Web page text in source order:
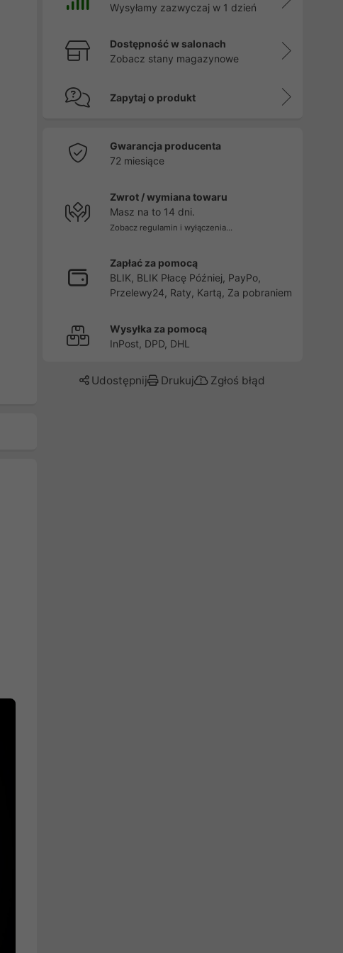
Wysyłamy zazwyczaj w 1 dzień
Dostępność w salonach
Zobacz stany magazynowe
Zapytaj o produkt
Gwarancja producenta
72 miesiące
Zwrot / wymiana towaru
Masz na to 14 dni.
Zobacz regulamin i wyłączenia...
Zapłać za pomocą
BLIK, BLIK Płacę Później, PayPo,
Przelewy24, Raty, Kartą, Za pobraniem
Wysyłka za pomocą
InPost, DPD, DHL
Udostępnij Drukuj Zgłoś błąd